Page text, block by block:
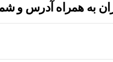
به همراه آدرس و